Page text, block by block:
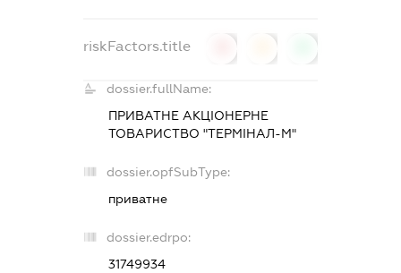
riskFactors.title
dossier.fullName:
ПРИВАТНЕ АКЦІОНЕРНЕ
ТОВАРИСТВО "ТЕРМІНАЛ-М"
dossier.opfSubType:
приватне
dossier.edrpo:
31749934